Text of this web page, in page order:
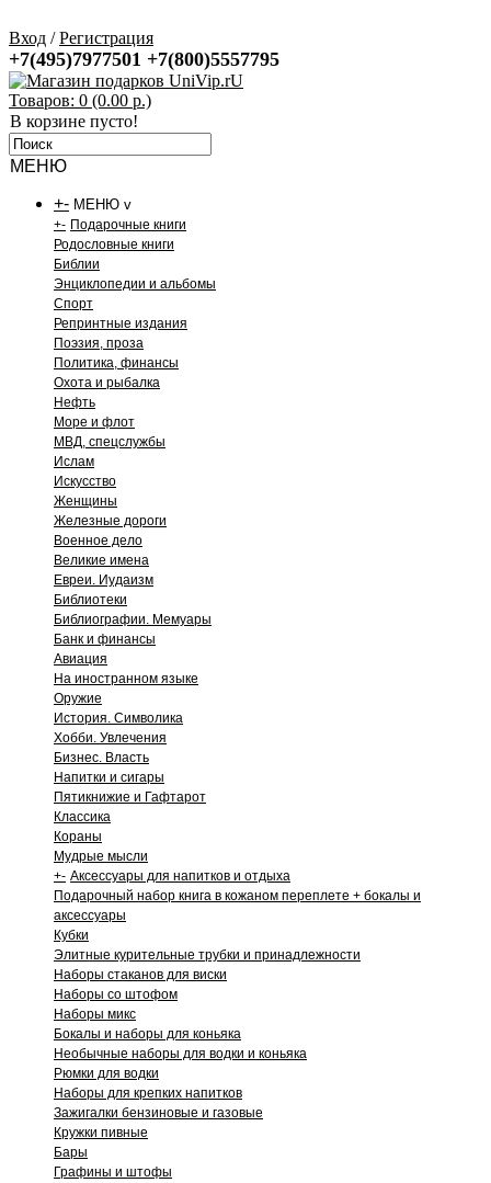
Вход /Регистрация
+7(495)7977501 +7(800)5557795
Товаров: 0 (0.00 р.)
В корзине пусто!
МЕНЮ
+- МЕНЮ v
+- Подарочные книги
Родословные книги
Библии
Энциклопедии и альбомы
Спорт
Репринтные издания
Поэзия, проза
Политика, финансы
Охота и рыбалка
Нефть
Море и флот
МВД, спецслужбы
Ислам
Искусство
Женщины
Железные дороги
Военное дело
Великие имена
Евреи. Иудаизм
Библиотеки
Библиографии. Мемуары
Банк и финансы
Авиация
На иностранном языке
Оружие
История. Символика
Хобби. Увлечения
Бизнес. Власть
Напитки и сигары
Пятикнижие и Гафтарот
Классика
Кораны
Мудрые мысли
+- Аксессуары для напитков и отдыха
Подарочный набор книга в кожаном переплете + бокалы и
аксессуары
Кубки
Элитные курительные трубки и принадлежности
Наборы стаканов для виски
Наборы со штофом
Наборы микс
Бокалы и наборы для коньяка
Необычные наборы для водки и коньяка
Рюмки для водки
Наборы для крепких напитков
Зажигалки бензиновые и газовые
Кружки пивные
Бары
Графины и штофы